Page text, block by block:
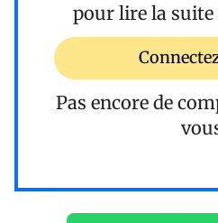
pour lire la suite
Pas encore de